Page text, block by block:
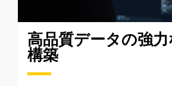
高品質データの強
構築